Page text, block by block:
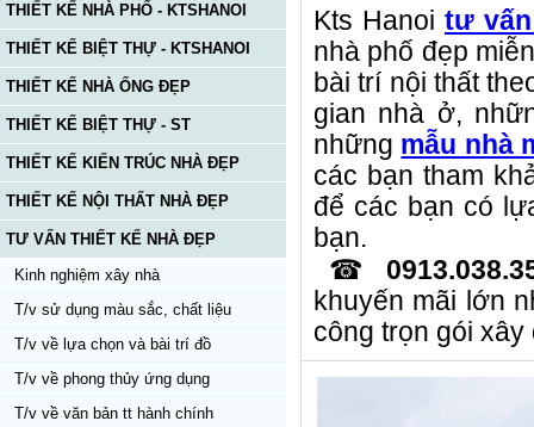
THIẾT KẾ NHÀ PHỐ - KTSHANOI
THIẾT KẾ BIỆT THỰ - KTSHANOI
THIẾT KẾ NHÀ ỐNG ĐẸP
THIẾT KẾ BIỆT THỰ - ST
THIẾT KẾ KIẾN TRÚC NHÀ ĐẸP
THIẾT KẾ NỘI THẤT NHÀ ĐẸP
TƯ VẤN THIẾT KẾ NHÀ ĐẸP
Kinh nghiệm xây nhà
T/v sử dụng màu sắc, chất liệu
T/v về lựa chọn và bài trí đồ
T/v về phong thủy ứng dụng
T/v về văn bản tt hành chính
Kts Hanoi tư
nhà phố đẹp
bài trí nội thất
gian nhà ở,
những mẫu nhà
các bạn tham
để các bạn có
bạn.
☎
khuyến mãi lớn
công trọn gói